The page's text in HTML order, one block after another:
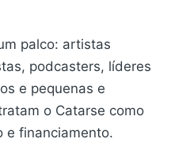
palco: artistas
podcasters, líderes
e pequenas e
o Catarse como
e financiamento.